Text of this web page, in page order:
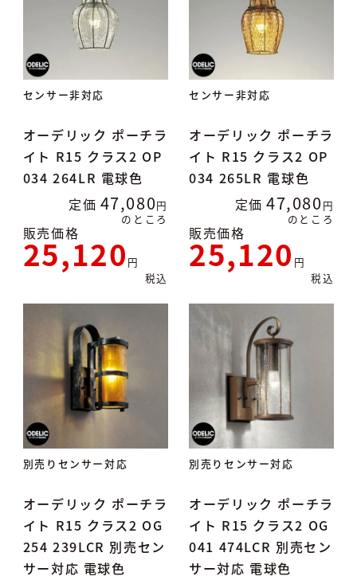
センサー非対応
オーデリック ポーチラ
イト R15 クラス2 OP
034 264LR 電球色
定価 47,080
のところ
販売価格
25,120
税込
センサー非対応
オーデリック ポーチラ
イト R15 クラス2 OP
034 265LR 電球色
定価 47,080
のところ
販売価格
25,120
税込
別売りセンサー対応
オーデリック ポーチラ
イト R15 クラス2 OG
254 239LCR 別売セン
サー対応 電球色
別売りセンサー対応
オーデリック ポーチラ
イト R15 クラス2 OG
041 474LCR 別売セン
サー対応 電球色